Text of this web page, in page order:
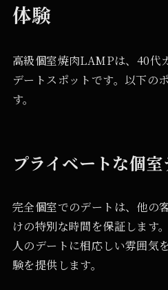
体験
高級個室焼肉LAMPは、40代
デートスポットです。以下の
す。
プライベートな個
完全個室でのデートは、他の
けの特別な時間を保証します
人のデートに相応しい雰囲気
験を提供します。